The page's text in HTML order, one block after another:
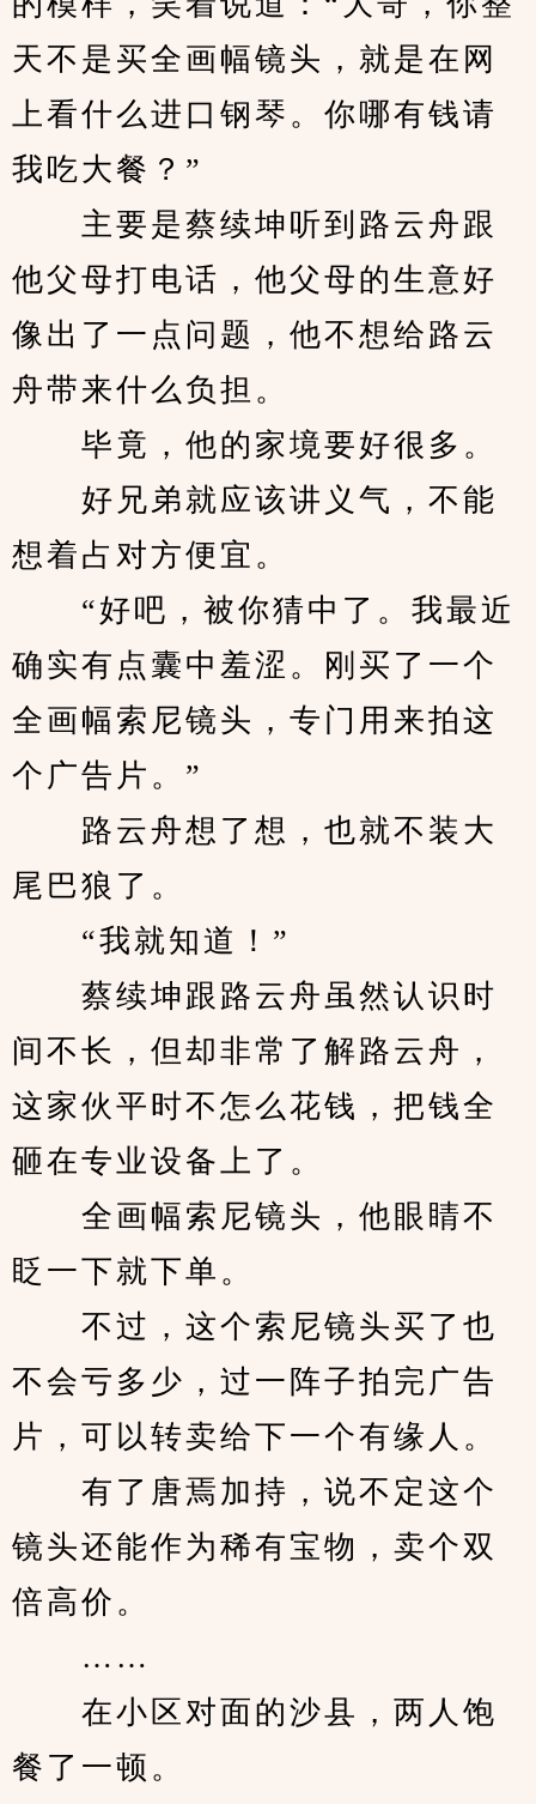
天不是买全画幅镜头，就是在网
上看什么进口钢琴。你哪有钱请
我吃大餐？”
主要是蔡续坤听到路云舟跟
他父母打电话，他父母的生意好
像出了一点问题，他不想给路云
舟带来什么负担。
毕竟，他的家境要好很多。
好兄弟就应该讲义气，不能
想着占对方便宜。
“好吧，被你猜中了。我最近
确实有点囊中羞涩。刚买了一个
全画幅索尼镜头，专门用来拍这
个广告片。”
路云舟想了想，也就不装大
尾巴狼了。
“我就知道！”
蔡续坤跟路云舟虽然认识时
间不长，但却非常了解路云舟，
这家伙平时不怎么花钱，把钱全
砸在专业设备上了。
全画幅索尼镜头，他眼睛不
眨一下就下单。
不过，这个索尼镜头买了也
不会亏多少，过一阵子拍完广告
片，可以转卖给下一个有缘人。
有了唐焉加持，说不定这个
镜头还能作为稀有宝物，卖个双
倍高价。
……
在小区对面的沙县，两人饱
餐了一顿。